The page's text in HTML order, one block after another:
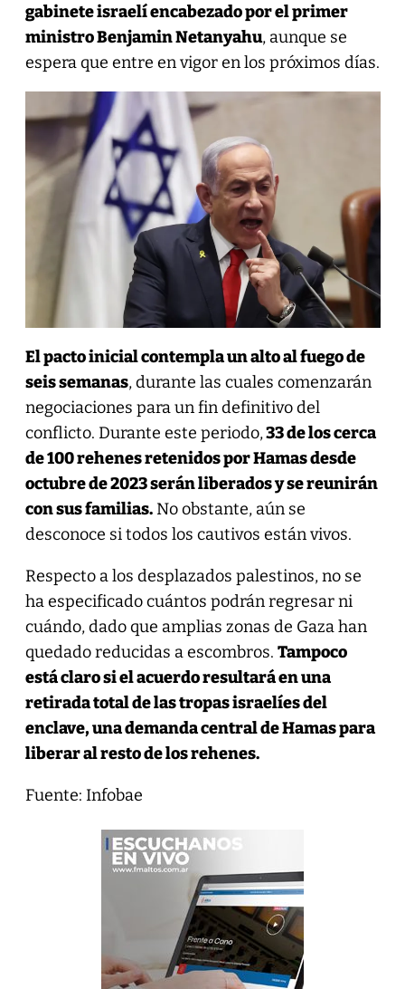
gabinete israelí encabezado por el primer
ministro Benjamin Netanyahu, aunque se
espera que entre en vigor en los próximos días.
El pacto inicial contempla un alto al fuego de
seis semanas, durante las cuales comenzarán
negociaciones para un fin definitivo del
conflicto. Durante este periodo,33 de los cerca
de 100 rehenes retenidos por Hamas desde
octubre de 2023 serán liberados y se reunirán
con sus familias.No obstante, aún se
desconoce si todos los cautivos están vivos.
Respecto a los desplazados palestinos, no se
ha especificado cuántos podrán regresar ni
cuándo, dado que amplias zonas de Gaza han
quedado reducidas a escombros. Tampoco
está claro si el acuerdo resultará en una
retirada total de las tropas israelíes del
enclave, una demanda central de Hamas para
liberar al resto de los rehenes.
Fuente: Infobae